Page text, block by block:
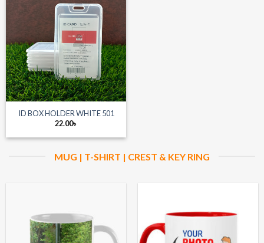
ID BOX HOLDER WHITE 501
22.00৳
MUG | T-SHIRT | CREST & KEY RING